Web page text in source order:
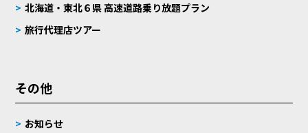
北海道・東北６県 高速道路乗り放題プラン
旅行代理店ツアー
その他
お知らせ